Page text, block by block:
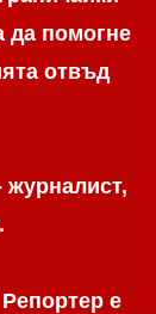
да помогне
отвъд
е